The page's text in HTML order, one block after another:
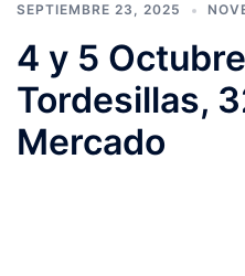
SEPTIEMBRE 23, 2025
4 y 5
Tordesillas,
Mercado